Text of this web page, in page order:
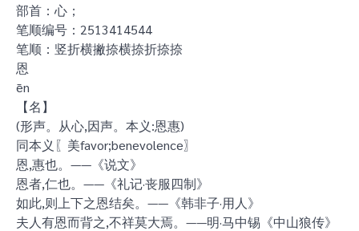
部首：心；
笔顺编号：2513414544
笔顺：竖折横撇捺横捺折捺捺
恩
ēn
【名】
(形声。从心,因声。本义:恩惠)
同本义〖美favor;benevolence〗
恩,惠也。——《说文》
恩者,仁也。——《礼记·丧服四制》
如此,则上下之恩结矣。——《韩非子·用人》
夫人有恩而背之,不祥莫大焉。——明·马中锡《中山狼传》